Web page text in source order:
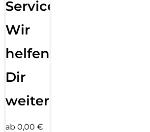
Service:
Wir
helfen
Dir
weiter
ab 0,00 €